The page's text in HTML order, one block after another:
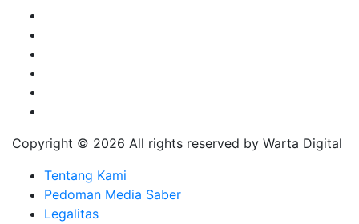
Copyright © 2026 All rights reserved by Warta Digital
Tentang Kami
Pedoman Media Saber
Legalitas